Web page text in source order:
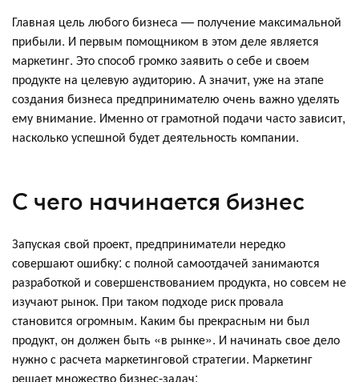
Главная цель любого бизнеса — получение максимальной
прибыли. И первым помощником в этом деле является
маркетинг. Это способ громко заявить о себе и своем
продукте на целевую аудиторию. А значит, уже на этапе
создания бизнеса предпринимателю очень важно уделять
ему внимание. Именно от грамотной подачи часто зависит,
насколько успешной будет деятельность компании.
С чего начинается бизнес
Запуская свой проект, предприниматели нередко
совершают ошибку: с полной самоотдачей занимаются
разработкой и совершенствованием продукта, но совсем не
изучают рынок. При таком подходе риск провала
становится огромным. Каким бы прекрасным ни был
продукт, он должен быть «в рынке». И начинать свое дело
нужно с расчета маркетинговой стратегии. Маркетинг
решает множество бизнес-задач: